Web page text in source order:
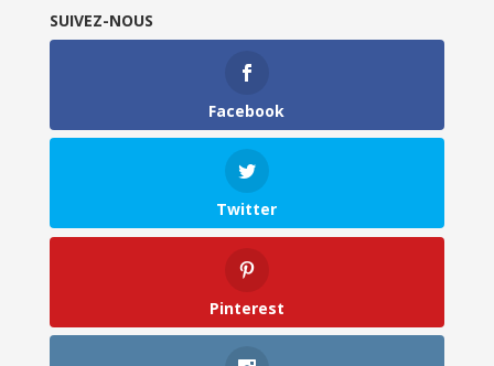
SUIVEZ-NOUS
Facebook
Twitter
Pinterest